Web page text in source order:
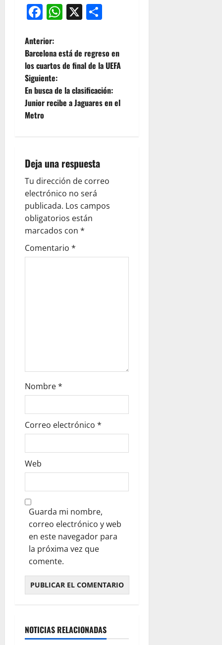
Facebook
WhatsApp
X
Anterior:
Barcelona está de regreso en
los cuartos de final de la UEFA
Siguiente:
En busca de la clasificación:
Junior recibe a Jaguares en el
Metro
Deja una respuesta
Tu dirección de correo
electrónico no será
publicada. Los campos
obligatorios están
marcados con *
Comentario *
Nombre*
Correo electrónico *
Web
Guarda mi nombre,
correo electrónico y web
en este navegador para
la próxima vez que
comente.
NOTICIAS RELACIONADAS